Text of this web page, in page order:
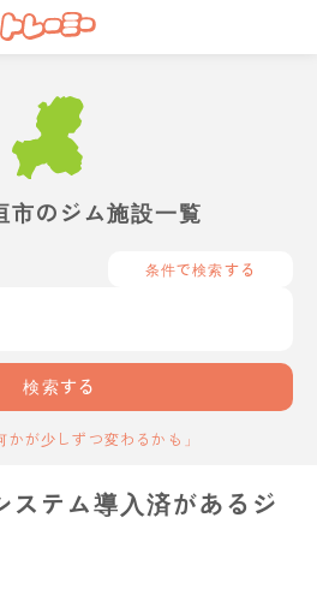
市のジム施設一覧
条件で検索する
検索する
かが少しずつ変わるかも」
ステム導入済があるジ